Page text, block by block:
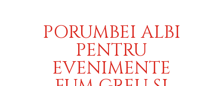
PORUMBEI ALBI
PENTRU
EVENIMENTE